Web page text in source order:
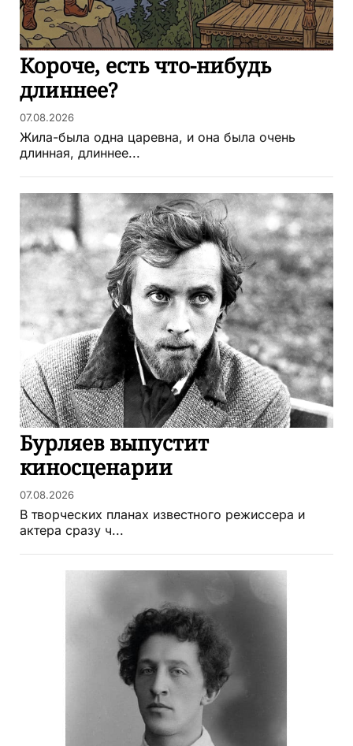
Короче, есть что-нибудь
длиннее?
07.08.2026
Жила-была одна царевна, и она была очень
длинная, длиннее...
Бурляев выпустит
киносценарии
07.08.2026
В творческих планах известного режиссера и
актера сразу ч...